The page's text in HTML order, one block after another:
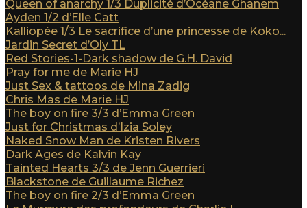
Queen of anarchy 1/3 Duplicité d’Océane Ghanem
Ayden 1/2 d’Elle Catt
Kalliopée 1/3 Le sacrifice d’une princesse de Koko...
Jardin Secret d’Oly TL
Red Stories-1-Dark shadow de G.H. David
Pray for me de Marie HJ
Just Sex & tattoos de Mina Zadig
Chris Mas de Marie HJ
The boy on fire 3/3 d’Emma Green
Just for Christmas d’Izia Soley
Naked Snow Man de Kristen Rivers
Dark Ages de Kalvin Kay
Tainted Hearts 3/3 de Jenn Guerrieri
Blackstone de Guillaume Richez
The boy on fire 2/3 d’Emma Green